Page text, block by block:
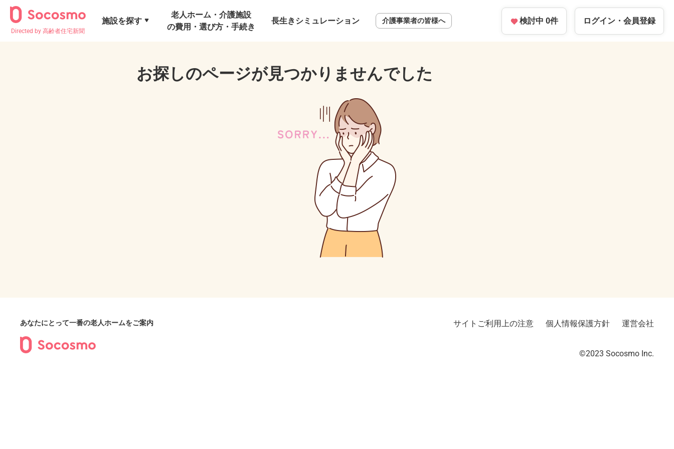
Directed by 高齢者住宅新聞
施設を探す
老人ホーム・介護施設
の費用・選び方・手続き
長生きシミュレーション 介護事業者の皆様へ 検討中 0件 ログイン・ 会員登録
お探しのページが見つかりませんでした
あなたにとって一番の老人ホームをご案内 サイトご利用上の注意 個人情報保護方針 運営会社
©2023︎ Socosmo Inc.